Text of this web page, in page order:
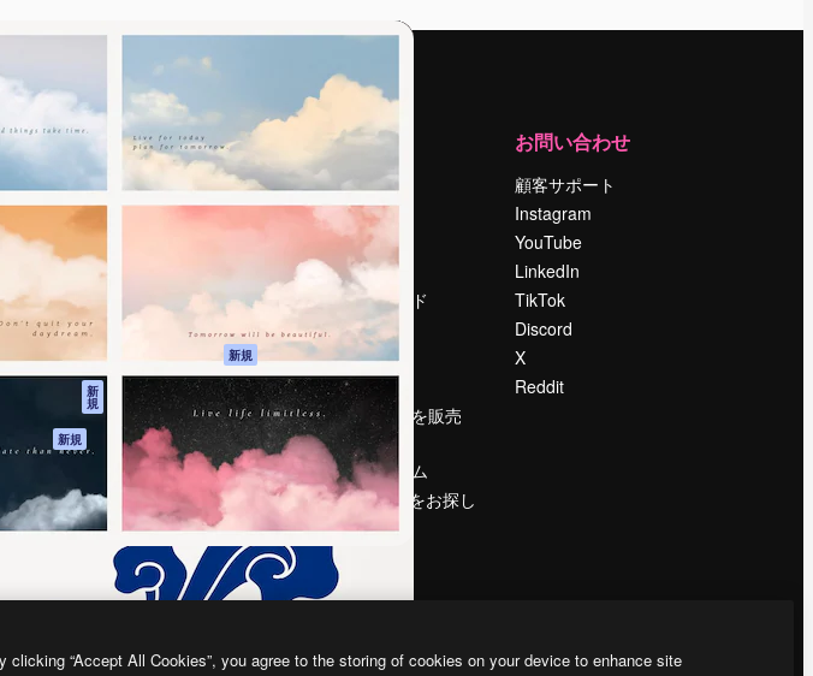
スタント
生成ツール
生成ツール
合成ツール
クコンテン
ChatGPT 新
規
新規
アプリ
Magnificツ
はじめに
Academy
ドキュメント
プライバシーポリ
オリジナル 新規
クッキーポリシー
トラストセンター
アフィリエイト
法人向け
運営
料金
会社概要
Reviews
採用情報
検索トレンド
ブログ
イベント
Slidesgo
コンテンツを販売
する
プレスルーム
magnific.aiをお探し
ですか？
お問い合わせ
顧客サポート
Instagram
YouTube
LinkedIn
TikTok
Discord
X
Reddit
clicking “Accept All Cookies”, you agree to the storing of cookies on your device to enhance site